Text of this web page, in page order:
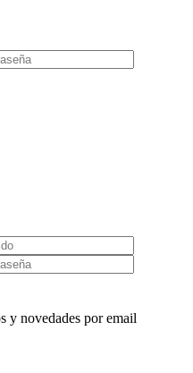
y novedades por email